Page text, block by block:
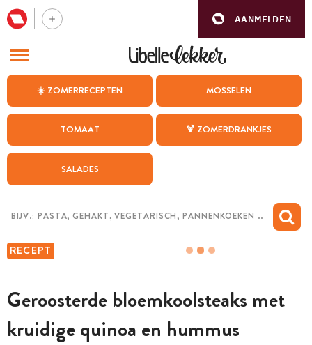
AANMELDEN
☀️ ZOMERRECEPTEN MOSSELEN
TOMAAT 🍹 ZOMERDRANKJES
SALADES
RECEPT
Geroosterde bloemkoolsteaks met
kruidige quinoa en hummus
BEZOEK ONZE ANDERE WEBSITES
WEEKMENU
CHAT MET MAIA
MIJN BEWAARDE RECEPTEN